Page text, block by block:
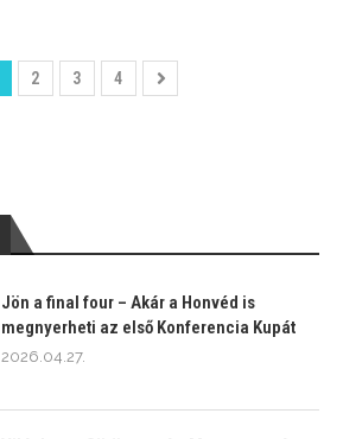
2 3 4
Jön a final four – Akár a Honvéd is
megnyerheti az első Konferencia Kupát
2026.04.27.